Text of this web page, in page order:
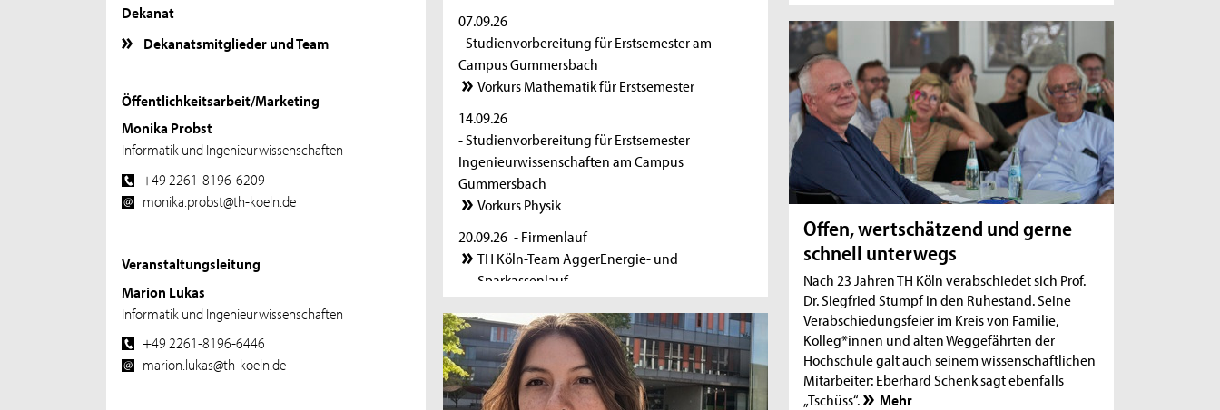
Dekanat
Dekanatsmitglieder und Team
Öffentlichkeitsarbeit/Marketing
Monika Probst
Informatik und Ingenieurwissenschaften
+49 2261-8196-6209
monika.probst@th-koeln.de
Veranstaltungsleitung
Marion Lukas
Informatik und Ingenieurwissenschaften
+49 2261-8196-6446
marion.lukas@th-koeln.de
07.09.26
- Studienvorbereitung für Erstsemester am
Campus Gummersbach
Vorkurs Mathematik für Erstsemester
14.09.26
- Studienvorbereitung für Erstsemester
Ingenieurwissenschaften am Campus
Gummersbach
Vorkurs Physik
20.09.26 - Firmenlauf
TH Köln-Team AggerEnergie- und
Sparkassenlauf
Offen, wertschätzend und gerne
schnell unterwegs
Nach 23 Jahren TH Köln verabschiedet sich Prof.
Dr. Siegfried Stumpf in den Ruhestand. Seine
Verabschiedungsfeier im Kreis von Familie,
Kolleg*innen und alten Weggefährten der
Hochschule galt auch seinem wissenschaftlichen
Mitarbeiter: Eberhard Schenk sagt ebenfalls
„Tschüss“.
Mehr